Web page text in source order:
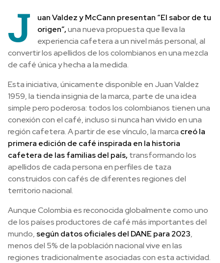
J
uan Valdez y McCann presentan “El sabor de tu
origen”,una nueva propuesta que lleva la
experiencia cafetera a un nivel más personal, al
convertir los apellidos de los colombianos en una mezcla
de café única y hecha a la medida.
Esta iniciativa, únicamente disponible en Juan Valdez
1959, la tienda insignia de la marca, parte de una idea
simple pero poderosa: todos los colombianos tienen una
conexión con el café, incluso si nunca han vivido en una
región cafetera. A partir de ese vínculo, la marca creó la
primera edición de café inspirada en la historia
cafetera de las familias del país, transformando los
apellidos de cada persona en perfiles de taza
construidos con cafés de diferentes regiones del
territorio nacional.
Aunque Colombia es reconocida globalmente como uno
de los países productores de café más importantes del
mundo, según datos oficiales del DANE para 2023,
menos del 5% de la población nacional vive en las
regiones tradicionalmente asociadas con esta actividad.